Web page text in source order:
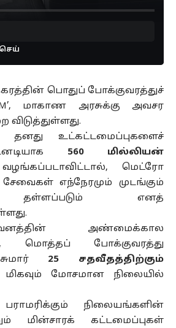
பொதுப் போக்குவரத்துச்
மாகாண அரசுக்கு அவசர
தனது உட்கட்டமைப்புகளைச்
560 மில்லியன்
மெட்ரோ
சேவைகள் எந்நேரமும் முடங்கும்
தள்ளப்படும் எனத்
அண்மைக்கால
மொத்தப் போக்குவரத்து
25 சதவீதத்திற்கும்
மிகவும் மோசமான நிலையில்
நிலையங்களின்
மின்சாரக் கட்டமைப்புகள்